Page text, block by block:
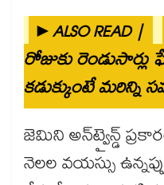
►ALSO READ |
రోజుకు
కడుక్కుంటే మరిన్ని
జెమిని అన్‌ట్వైన్డ్
నెలల వయస్సు